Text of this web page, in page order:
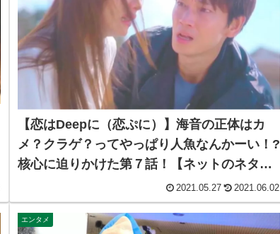
【恋はDeepに（恋ぷに）】海音の正体はカ
メ？クラゲ？ってやっぱり人魚なんかーい！?
核心に迫りかけた第７話！【ネットのネタバ
2021.05.27 2021.06.02
エンタメ